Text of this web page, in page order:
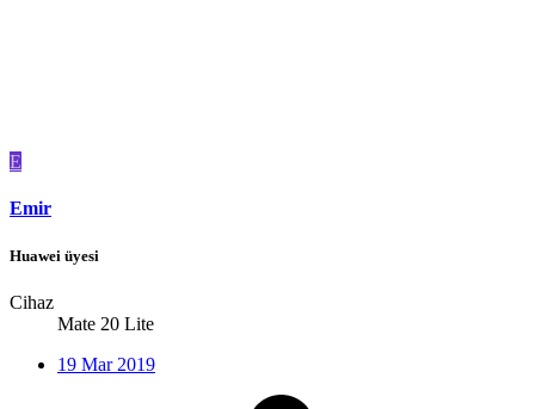
E
Emir
Huawei üyesi
Cihaz
Mate 20 Lite
19 Mar 2019